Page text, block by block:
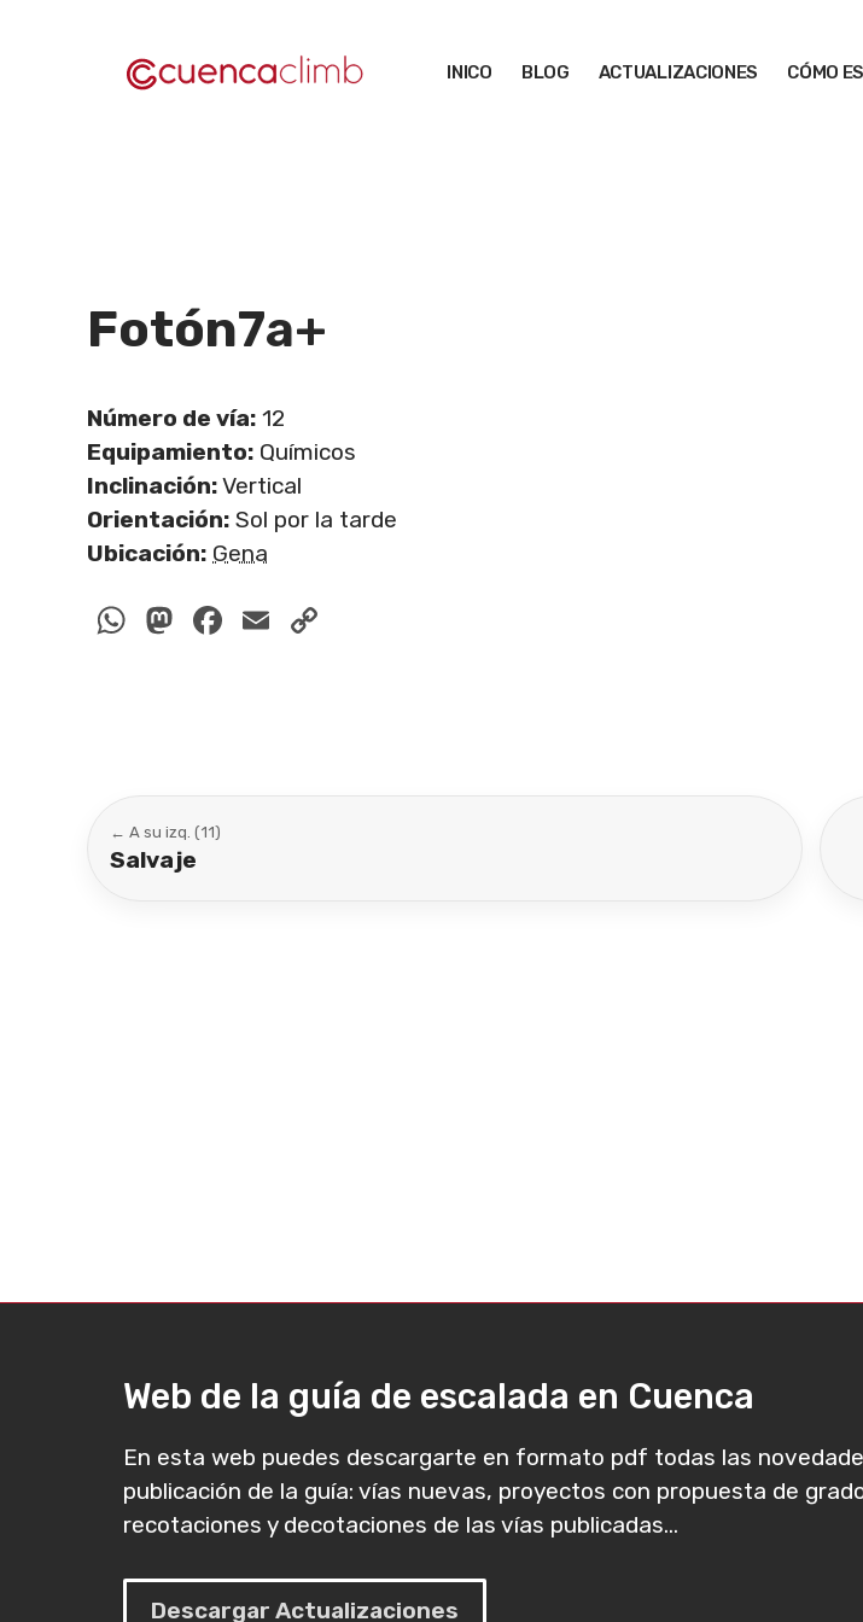
INICO BLOG ACTUALIZACIONES CÓMO
Fotón7a+
Número de vía: 12
Equipamiento: Químicos
Inclinación:Vertical
Orientación: Sol por la tarde
Ubicación: Gena
WhatsApp
Mastodon
Facebook
Email
← A su izq. (11)
Salvaje
Web de la guía de escalada en Cuenca
En esta web puedes descargarte en formato pdf todas las
publicación de la guía: vías nuevas, proyectos con propuesta de
recotaciones y decotaciones de las vías publicadas...
Descargar Actualizaciones